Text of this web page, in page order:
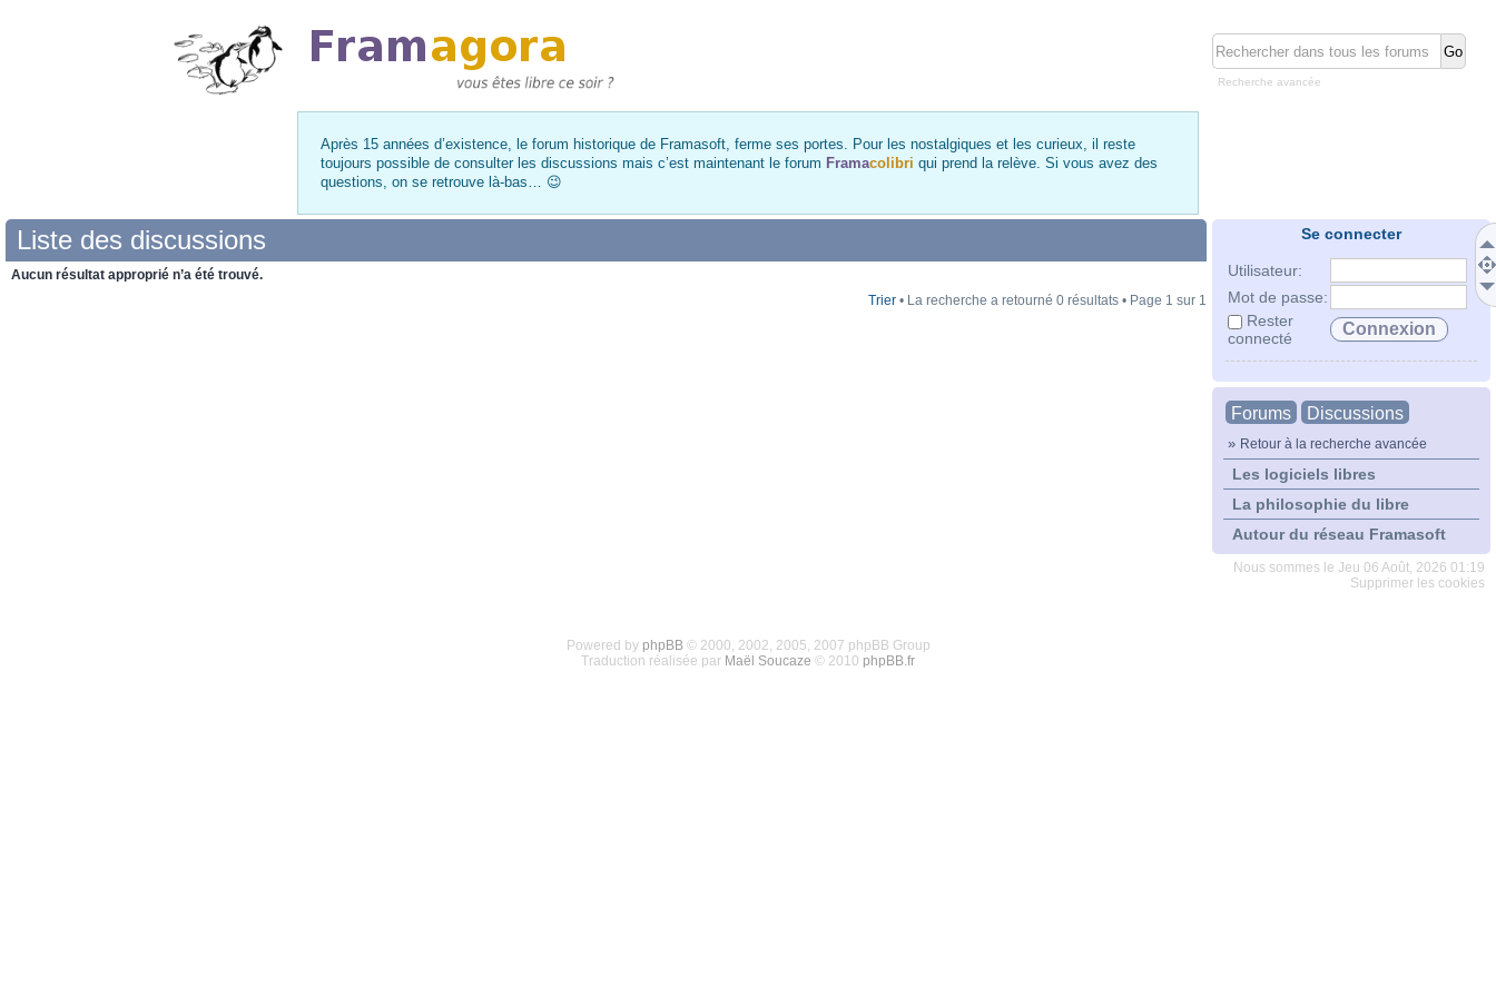
Recherche avancée
Après 15 années d’existence, le forum historique de Framasoft, ferme ses portes. Pour les nostalgiques et les curieux, il reste
toujours possible de consulter les discussions mais c’est maintenant le forum Framacolibri qui prend la relève. Si vous avez des
questions, on se retrouve là-bas… 😉
Se connecter
Utilisateur:
Mot de passe:
Rester
connecté
Forums Discussions
» Retour à la recherche avancée
Les logiciels libres
La philosophie du libre
Autour du réseau Framasoft
Nous sommes le Jeu 06 Août, 2026 01:19
Supprimer les cookies
Liste des discussions
Aucun résultat approprié n’a été trouvé.
Trier • La recherche a retourné 0 résultats • Page 1 sur 1
Powered by phpBB© 2000, 2002, 2005, 2007 phpBB Group
Traduction réalisée par Maël Soucaze © 2010 phpBB.fr